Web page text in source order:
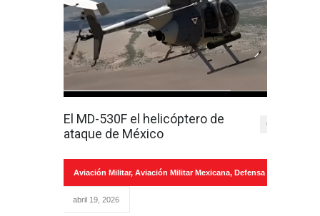
El MD-530F el helicóptero de
ataque de México
0
Aviación Militar, Aviación Militar Mexicana, Defensa
abril 19, 2026